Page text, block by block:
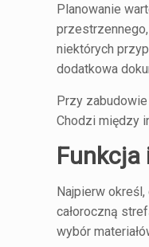
Planowanie
niektórych
dodatkowa
Przy
Chodzi między
Funkcja
Najpierw
całoroczną
wybór